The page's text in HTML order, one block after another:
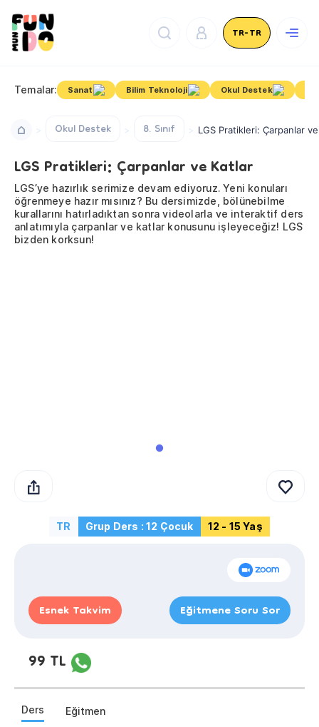
TR-TR
Temalar: Sanat Bilim Teknoloji Okul Destek
Okul Destek 8. Sınıf LGS Pratikleri: Çarpanlar
LGS Pratikleri: Çarpanlar ve Katlar
LGS’ye hazırlık serimize devam ediyoruz. Yeni konuları
öğrenmeye hazır mısınız? Bu dersimizde, bölünebilme
kurallarını hatırladıktan sonra videolarla ve interaktif ders
anlatımıyla çarpanlar ve katlar konusunu işleyeceğiz! LGS
bizden korksun!
TR Grup Ders : 12 Çocuk 12 - 15 Yaş
Esnek Takvim Eğitmene Soru Sor
99 TL
Ders Eğitmen